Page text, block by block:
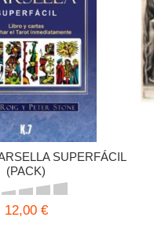
SUPERFÁCIL
(PACK)
12,00 €